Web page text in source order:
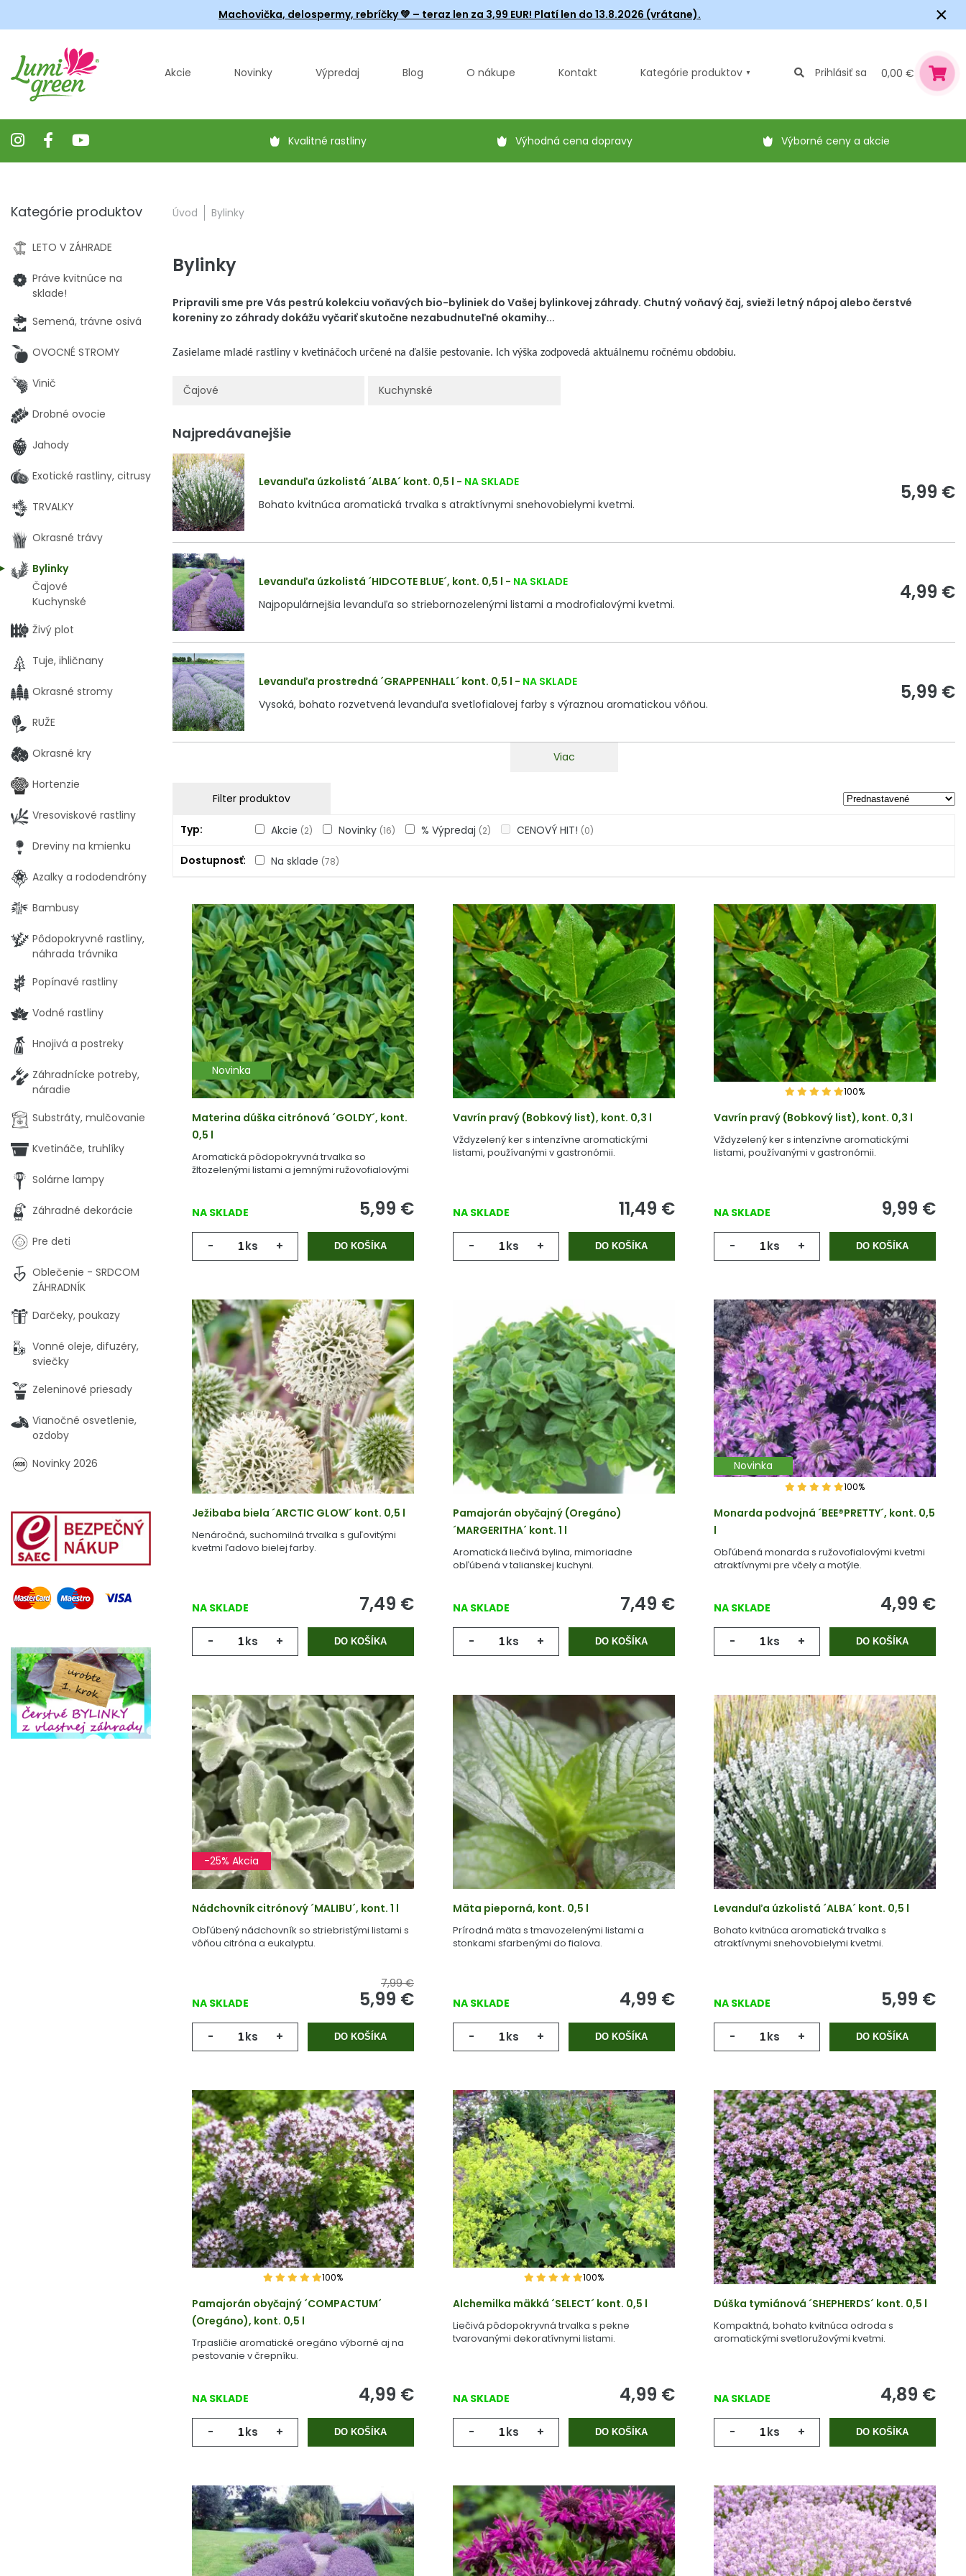
Machovička, delospermy, rebríčky💚 – teraz len za 3,99 EUR! Platí len do 13.8.2026 (vrátane). ×
Akcie Novinky Výpredaj Blog O nákupe Kontakt Kategórie produktov Prihlásiť sa 0,00 €
Kvalitné rastliny Výhodná cena dopravy Výborné ceny a akcie
Úvod Bylinky
Bylinky
Pripravili sme pre Vás pestrú kolekciu voňavých bio-byliniek do Vašej bylinkovej záhrady. Chutný voňavý čaj, svieži letný nápoj alebo čerstvé
koreniny zo záhrady dokážu vyčariť skutočne nezabudnuteľné okamihy...
Zasielame mladé rastliny v kvetináčoch určené na ďalšie pestovanie. Ich výška zodpovedá aktuálnemu ročnému obdobiu.
Čajové Kuchynské
Najpredávanejšie
Levanduľa úzkolistá ´ALBA´ kont. 0,5 l - NA SKLADE
Bohato kvitnúca aromatická trvalka s atraktívnymi snehovobielymi kvetmi.
5,99 €
Levanduľa úzkolistá ´HIDCOTE BLUE´, kont. 0,5 l - NA SKLADE
Najpopulárnejšia levanduľa so striebornozelenými listami a modrofialovými kvetmi.
4,99 €
Levanduľa prostredná ´GRAPPENHALL´ kont. 0,5 l - NA SKLADE
Vysoká, bohato rozvetvená levanduľa svetlofialovej farby s výraznou aromatickou vôňou.
5,99 €
Viac
Filter produktov
Typ Akcie (2) Novinky (16) % Výpredaj (2) CENOVÝ HIT! (0)
Dostupnosť Na sklade (78)
Novinka
Materina dúška citrónová ´GOLDY´, kont.
0,5 l
Aromatická pôdopokryvná trvalka so
žltozelenými listami a jemnými ružovofialovými
NA SKLADE 5,99 €
- ks + DO KOŠÍKA
Vavrín pravý (Bobkový list), kont. 0,3 l
Vždyzelený ker s intenzívne aromatickými
listami, používanými v gastronómii.
NA SKLADE 11,49 €
- ks + DO KOŠÍKA
100%
Vavrín pravý (Bobkový list), kont. 0,3 l
Vždyzelený ker s intenzívne aromatickými
listami, používanými v gastronómii.
NA SKLADE 9,99 €
- ks + DO KOŠÍKA
Ježibaba biela ´ARCTIC GLOW´ kont. 0,5 l
Nenáročná, suchomilná trvalka s guľovitými
kvetmi ľadovo bielej farby.
NA SKLADE 7,49 €
- ks + DO KOŠÍKA
Pamajorán obyčajný (Oregáno)
´MARGERITHA´ kont. 1 l
Aromatická liečivá bylina, mimoriadne
obľúbená v talianskej kuchyni.
NA SKLADE 7,49 €
- ks + DO KOŠÍKA
Novinka
100%
Monarda podvojná ´BEE®PRETTY´, kont. 0,5
l
Obľúbená monarda s ružovofialovými kvetmi
atraktívnymi pre včely a motýle.
NA SKLADE 4,99 €
- ks + DO KOŠÍKA
-25% Akcia
Nádchovník citrónový ´MALIBU´, kont. 1 l
Obľúbený nádchovník so striebristými listami s
vôňou citróna a eukalyptu.
NA SKLADE
7,99 €
5,99 €
- ks + DO KOŠÍKA
Mäta pieporná, kont. 0,5 l
Prírodná mäta s tmavozelenými listami a
stonkami sfarbenými do fialova.
NA SKLADE 4,99 €
- ks + DO KOŠÍKA
Levanduľa úzkolistá ´ALBA´ kont. 0,5 l
Bohato kvitnúca aromatická trvalka s
atraktívnymi snehovobielymi kvetmi.
NA SKLADE 5,99 €
- ks + DO KOŠÍKA
100%
Pamajorán obyčajný ´COMPACTUM´
(Oregáno), kont. 0,5 l
Trpasličie aromatické oregáno výborné aj na
pestovanie v črepníku.
NA SKLADE 4,99 €
- ks + DO KOŠÍKA
100%
Alchemilka mäkká ´SELECT´ kont. 0,5 l
Liečivá pôdopokryvná trvalka s pekne
tvarovanými dekoratívnymi listami.
NA SKLADE 4,99 €
- ks + DO KOŠÍKA
Dúška tymiánová ´SHEPHERDS´ kont. 0,5 l
Kompaktná, bohato kvitnúca odroda s
aromatickými svetloružovými kvetmi.
NA SKLADE 4,89 €
- ks + DO KOŠÍKA
Kategórie produktov
LETO V ZÁHRADE
Práve kvitnúce na
sklade!
Semená, trávne osivá
OVOCNÉ STROMY
Vinič
Drobné ovocie
Jahody
Exotické rastliny, citrusy
TRVALKY
Okrasné trávy
Bylinky
Čajové
Kuchynské
Živý plot
Tuje, ihličnany
Okrasné stromy
RUŽE
Okrasné kry
Hortenzie
Vresoviskové rastliny
Dreviny na kmienku
Azalky a rododendróny
Bambusy
Pôdopokryvné rastliny,
náhrada trávnika
Popínavé rastliny
Vodné rastliny
Hnojivá a postreky
Záhradnícke potreby,
náradie
Substráty, mulčovanie
Kvetináče, truhlíky
Solárne lampy
Záhradné dekorácie
Pre deti
Oblečenie - SRDCOM
ZÁHRADNÍK
Darčeky, poukazy
Vonné oleje, difuzéry,
sviečky
Zeleninové priesady
Vianočné osvetlenie,
ozdoby
Novinky 2026